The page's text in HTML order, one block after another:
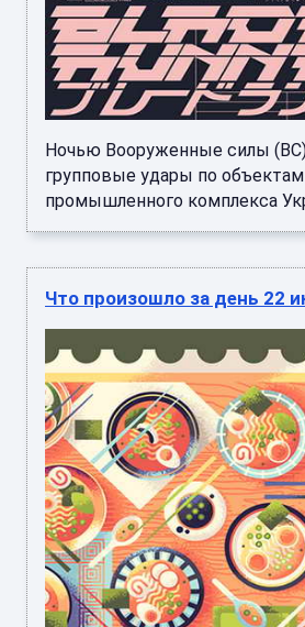
Ночью Вооруженные силы
групповые удары по
промышленного комплекса
Что произошло за день 22